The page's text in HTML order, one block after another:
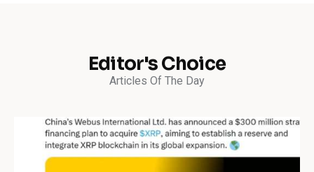
Editor's Choice
Articles Of The Day